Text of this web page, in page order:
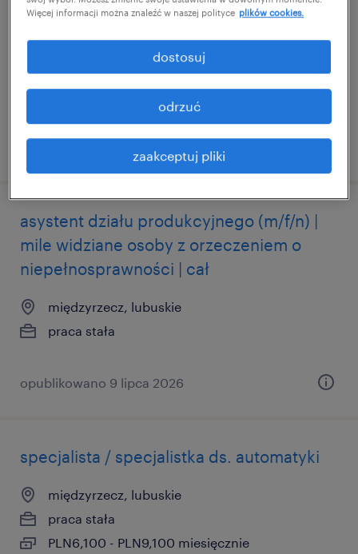
międzyrzecz, lubuskie
PLN6,100 - PLN9,100 miesięcznie
opublikowano 21 maja 2026
asystent działu produkcyjnego (m/f/n) |
mile widziane osoby z orzeczeniem o
niepełnosprawności | cał
międzyrzecz, lubuskie
praca stała
opublikowano 9 lipca 2026
specjalista / specjalistka ds. automatyki
międzyrzecz, lubuskie
praca stała
PLN6,100 - PLN9,100 miesięcznie
Więcej informacji można znaleźć w naszej polityce plików cookies.
zaakceptuj pliki
odrzuć
dostosuj